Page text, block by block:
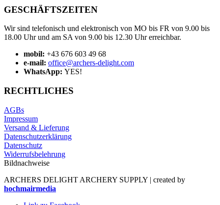
GESCHÄFTSZEITEN
Wir sind telefonisch und elektronisch von MO bis FR von 9.00 bis
18.00 Uhr und am SA von 9.00 bis 12.30 Uhr erreichbar.
mobil: +43 676 603 49 68
e-mail: office@archers-delight.com
WhatsApp: YES!
RECHTLICHES
AGBs
Impressum
Versand & Lieferung
Datenschutzerklärung
Datenschutz
Widerrufsbelehrung
Bildnachweise
ARCHERS DELIGHT ARCHERY SUPPLY | created by
hochmairmedia